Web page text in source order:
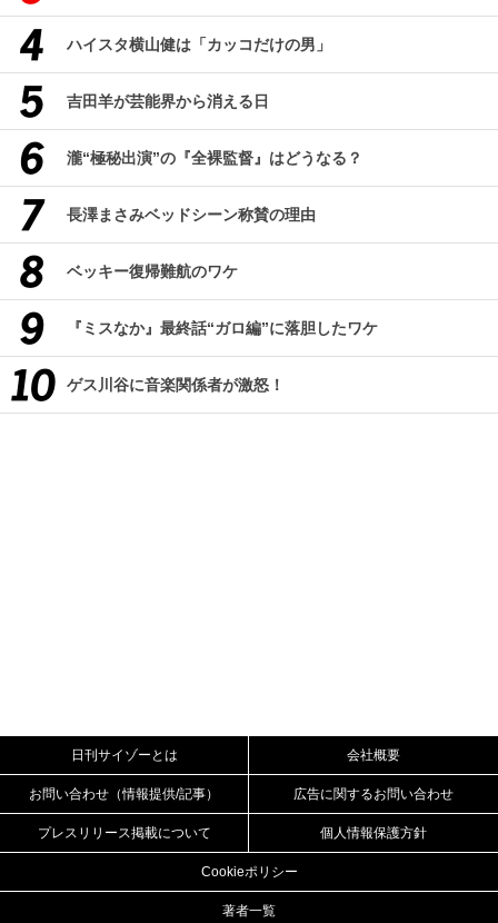
ハイスタ横山健は「カッコだけの男」
吉田羊が芸能界から消える日
瀧“極秘出演”の『全裸監督』はどうなる？
長澤まさみベッドシーン称賛の理由
ベッキー復帰難航のワケ
『ミスなか』最終話“ガロ編”に落胆したワケ
ゲス川谷に音楽関係者が激怒！
日刊サイゾーとは 会社概要
お問い合わせ（情報提供/記事） 広告に関するお問い合わせ
プレスリリース掲載について 個人情報保護方針
Cookieポリシー
著者一覧